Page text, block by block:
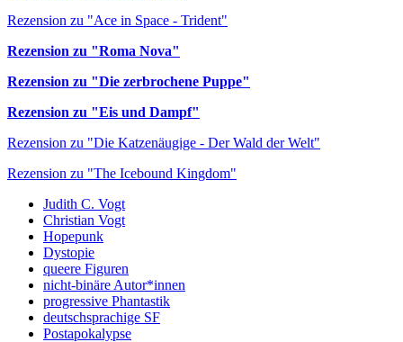
Rezension zu "Ace in Space - Trident"
Rezension zu "Roma Nova"
Rezension zu "Die zerbrochene Puppe"
Rezension zu "Eis und Dampf"
Rezension zu "Die Katzenäugige - Der Wald der Welt"
Rezension zu "The Icebound Kingdom"
Judith C. Vogt
Christian Vogt
Hopepunk
Dystopie
queere Figuren
nicht-binäre Autor*innen
progressive Phantastik
deutschsprachige SF
Postapokalypse